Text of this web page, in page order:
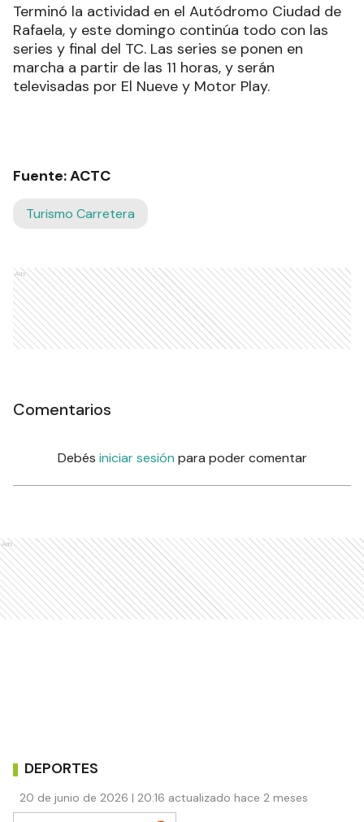
Terminó la actividad en el Autódromo Ciudad de
Rafaela, y este domingo continúa todo con las
series y final del TC. Las series se ponen en
marcha a partir de las 11 horas, y serán
televisadas por El Nueve y Motor Play.
Fuente: ACTC
Turismo Carretera
Ads
Comentarios
Debés iniciar sesión para poder comentar
Ads
DEPORTES
20 de junio de 2026 | 20:16 actualizado hace 2 meses